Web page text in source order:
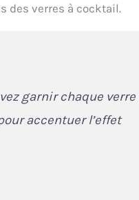
des verres à cocktail.
garnir chaque verre
accentuer l’effet